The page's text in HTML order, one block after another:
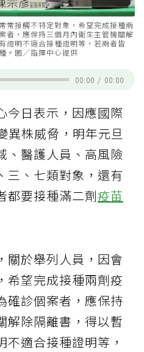
常接觸不特定對象，希望完成接種兩
者，應保持三個月內衛生主管機關解
證明不適合接種證明等，若兩者皆
。圖／指揮中心提供
00:00 / 00:00
今日表示，因應國際
株威脅，明年元旦
、醫護人員、高風險
三、七類對象，還有
都要接種滿二劑疫苗
關於舉列人員，因會
希望完成接種兩劑疫
確診個案者，應保持
解除隔離書，得以暫
適合接種證明等，